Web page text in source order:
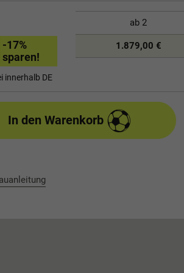
-17%
sparen!
innerhalb DE
ab 2
1.879,00 €
In den Warenkorb